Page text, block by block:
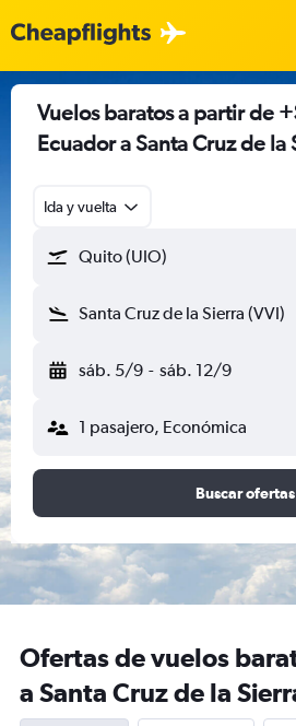
Vuelos baratos a partir de
Ecuador a Santa Cruz de la
Ida y vuelta
Quito (UIO)
Santa Cruz de la Sierra (VVI)
sáb. 5/9 - sáb. 12/9
1 pasajero, Económica
Buscar ofertas
Ofertas de vuelos
a Santa Cruz de la